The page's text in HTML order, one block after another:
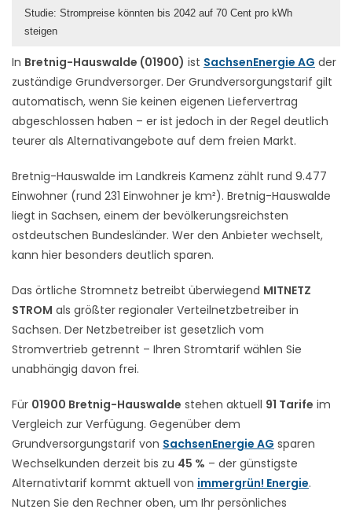
In Bretnig-Hauswalde (01900) ist SachsenEnergie AG der
zuständige Grundversorger. Der Grundversorgungstarif gilt
automatisch, wenn Sie keinen eigenen Liefervertrag
abgeschlossen haben – er ist jedoch in der Regel deutlich
teurer als Alternativangebote auf dem freien Markt.
Bretnig-Hauswalde im Landkreis Kamenz zählt rund 9.477
Einwohner (rund 231 Einwohner je km²). Bretnig-Hauswalde
liegt in Sachsen, einem der bevölkerungsreichsten
ostdeutschen Bundesländer. Wer den Anbieter wechselt,
kann hier besonders deutlich sparen.
Das örtliche Stromnetz betreibt überwiegend MITNETZ
STROM als größter regionaler Verteilnetzbetreiber in
Sachsen. Der Netzbetreiber ist gesetzlich vom
Stromvertrieb getrennt – Ihren Stromtarif wählen Sie
unabhängig davon frei.
Für 01900 Bretnig-Hauswalde stehen aktuell 91 Tarife im
Vergleich zur Verfügung. Gegenüber dem
Grundversorgungstarif von SachsenEnergie AG sparen
Wechselkunden derzeit bis zu 45 % – der günstigste
Alternativtarif kommt aktuell von immergrün! Energie.
Nutzen Sie den Rechner oben, um Ihr persönliches
Studie: Strompreise könnten bis 2042 auf 70 Cent pro kWh
steigen